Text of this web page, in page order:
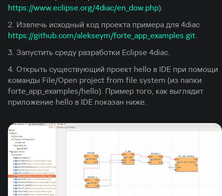
https://www.eclipse.org/4diac/en_dow.php).
2. Извлечь исходный код проекта примера для 4diac
https://github.com/alekseym/forte_app_examples.git.
3. Запустить среду разработки Eclipse 4diac.
4. Открыть существующий проект hello в IDE при помощи
команды File/Open project from file system (из папки
forte_app_examples/hello). Пример того, как выглядит
приложение hello в IDE показан ниже.